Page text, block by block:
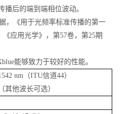
播后的端到端相位波动。
，《用于光频率标准传播的第一
应用光学》，第57卷，第25期
能够致力于较好的性能。
nm（ITU信道44）
（其他波长可选）